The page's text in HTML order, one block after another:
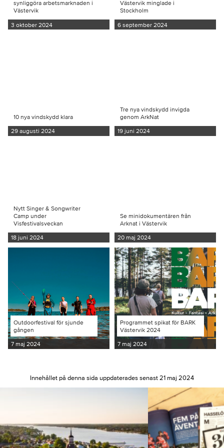
synliggöra arbetsmarknaden i
Västervik
3 oktober 2024
Västervik minglade i
Stockholm
6 september 2024
10 nya vindskydd klara
29 augusti 2024
Tre nya vindskydd invigda
genom ArkNat
19 juni 2024
Nytt Singer & Songwriter
Camp under
Visfestivalsveckan
18 juni 2024
Se minidokumentären från
Arknat i Västervik
20 maj 2024
Outdoorfestival för sjunde
gången
7 maj 2024
Programmet spikat för BARK
Västervik 2024
7 maj 2024
Innehållet på denna sida uppdaterades senast 21 maj 2024